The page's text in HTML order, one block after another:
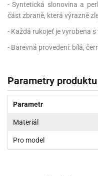
- Syntetická slonovina a
část zbraně, která výrazně
- Každá rukojeť je vyrobena
- Barevná provedení: bílá,
Parametry produktu
Parametr
Materiál
Pro model